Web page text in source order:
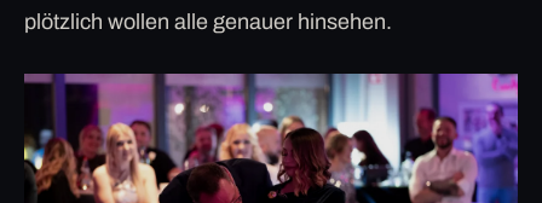
plötzlich wollen alle genauer hinsehen.